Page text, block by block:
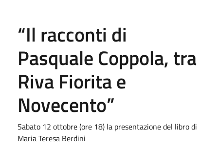
“Il racconti di
Pasquale Coppola, tra
Riva Fiorita e
Novecento”
Sabato 12 ottobre (ore 18) la presentazione del libro di
Maria Teresa Berdini